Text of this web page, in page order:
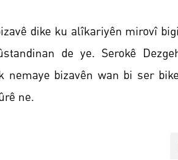
dike ku alîkariyên mirovî
de ye. Serokê
nemaye bizavên wan bi ser
ne.